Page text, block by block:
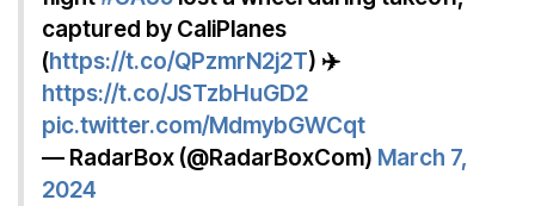
captured by CaliPlanes
(https://t.co/QPzmrN2j2T) ✈️
https://t.co/JSTzbHuGD2
pic.twitter.com/MdmybGWCqt
— RadarBox (@RadarBoxCom) March 7,
2024